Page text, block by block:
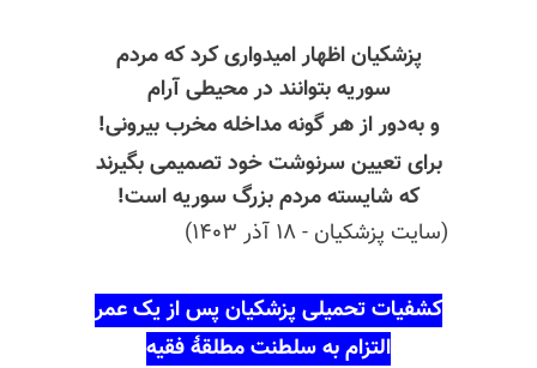
پزشکیان اظهار امیدواری کرد که مردم
سوریه بتوانند در محیطی آرام
و به‌دور از هر گونه مداخله مخرب بیرونی!
برای تعیین سرنوشت خود تصمیمی بگیرند
که شایسته مردم بزرگ سوریه است!
(سایت پزشکیان - ۱۸ آذر ۱۴۰۳)
کشفیات تحمیلی پزشکیان پس از یک عمر
التزام به سلطنت مطلقهٔ فقیه